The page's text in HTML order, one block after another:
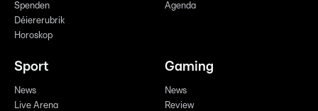
Spenden
Déiererubrik
Horoskop
Agenda
Sport
News
Live Arena
Gaming
News
Review